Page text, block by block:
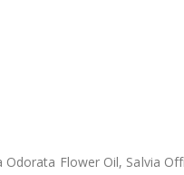
Flower Oil, Salvia